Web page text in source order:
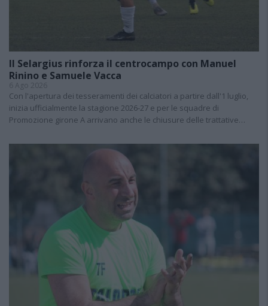
Il Selargius rinforza il centrocampo con Manuel
Rinino e Samuele Vacca
6 Ago 2026
Con l'apertura dei tesseramenti dei calciatori a partire dall'1 luglio,
inizia ufficialmente la stagione 2026-27 e per le squadre di
Promozione girone A arrivano anche le chiusure delle trattative…